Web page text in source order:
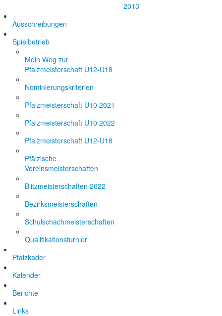
2013
Ausschreibungen
Spielbetrieb
Mein Weg zur
Pfalzmeisterschaft U12-U18
Nominierungskriterien
Pfalzmeisterschaft U10 2021
Pfalzmeisterschaft U10 2022
Pfalzmeisterschaft U12-U18
Pfälzische
Vereinsmeisterschaften
Blitzmeisterschaften 2022
Bezirksmeisterschaften
Schulschachmeisterschaften
Qualifikationsturnier
Pfalzkader
Kalender
Berichte
Links